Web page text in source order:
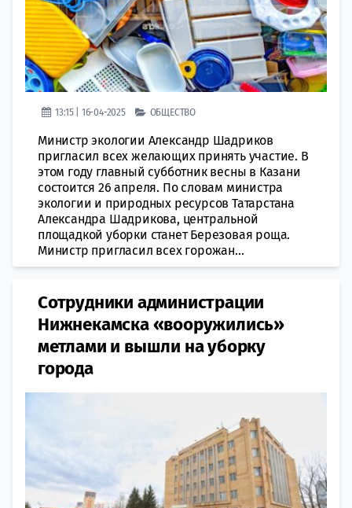
13:15 | 16-04-2025 ОБЩЕСТВО
Министр экологии Александр Шадриков
пригласил всех желающих принять участие. В
этом году главный субботник весны в Казани
состоится 26 апреля. По словам министра
экологии и природных ресурсов Татарстана
Александра Шадрикова, центральной
площадкой уборки станет Березовая роща.
Министр пригласил всех горожан...
Сотрудники администрации
Нижнекамска «вооружились»
метлами и вышли на уборку
города